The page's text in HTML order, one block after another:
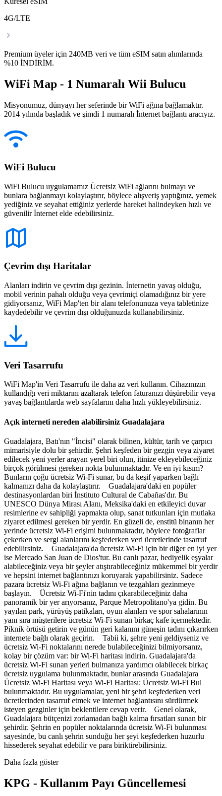
4G/LTE
Premium üyeler için 240MB veri ve tüm eSIM satın alımlarında
%10 İNDİRİM.
WiFi Map - 1 Numaralı Wii Bulucu
Misyonumuz, dünyayı her seferinde bir WiFi ağına bağlamaktır.
2014 yılında başladık ve şimdi 1 numaralı İnternet bağlantı aracıyız.
WiFi Bulucu
WiFi Bulucu uygulamamız Ücretsiz WiFi ağlarını bulmayı ve
bunlara bağlanmayı kolaylaştırır, böylece alışveriş yaptığınız, yemek
yediğiniz ve seyahat ettiğiniz yerlerde hareket halindeyken hızlı ve
güvenilir İnternet elde edebilirsiniz.
Çevrim dışı Haritalar
Alanları indirin ve çevrim dışı gezinin. İnternetin yavaş olduğu,
mobil verinin pahalı olduğu veya çevrimiçi olamadığınız bir yere
gidiyorsanız, WiFi Map'ten bir alanı telefonunuza veya tabletinize
kaydedebilir ve çevrim dışı olduğunuzda kullanabilirsiniz.
Veri Tasarrufu
WiFi Map'in Veri Tasarrufu ile daha az veri kullanın. Cihazınızın
kullandığı veri miktarını azaltarak telefon faturanızı düşürebilir veya
yavaş bağlantılarda web sayfalarını daha hızlı yükleyebilirsiniz.
Açık interneti nereden alabilirsiniz Guadalajara
Guadalajara, Batı'nın "İncisi" olarak bilinen, kültür, tarih ve çarpıcı
mimarisiyle dolu bir şehirdir. Şehri keşfeden bir gezgin veya ziyaret
edilecek yeni yerler arayan yerel biri olun, itinize ekleyebileceğiniz
birçok görülmesi gereken nokta bulunmaktadır. Ve en iyi kısım?
Bunların çoğu ücretsiz Wi-Fi sunar, bu da keşif yaparken bağlı
kalmanızı daha da kolaylaştırır. Guadalajara'daki en popüler
destinasyonlardan biri İnstituto Cultural de Cabañas'dır. Bu
UNESCO Dünya Mirası Alanı, Meksika'daki en etkileyici duvar
resimlerine ev sahipliği yapmakta olup, sanat tutkunları için mutlaka
ziyaret edilmesi gereken bir yerdir. En güzeli de, enstitü binanın her
yerinde ücretsiz Wi-Fi erişimi bulunmaktadır, böylece fotoğraflar
çekerken ve sergi alanlarını keşfederken veri ücretlerinde tasarruf
edebilirsiniz. Guadalajara'da ücretsiz Wi-Fi için bir diğer en iyi yer
ise Mercado San Juan de Dios'tur. Bu canlı pazar, hediyelik eşyalar
alabileceğiniz veya bir şeyler atıştırabileceğiniz mükemmel bir yerdir
ve hepsini internet bağlantınızı koruyarak yapabilirsiniz. Sadece
pazara ücretsiz Wi-Fi ağına bağlanın ve tezgahları gezinmeye
başlayın. Ücretsiz Wi-Fi'nin tadını çıkarabileceğiniz daha
panoramik bir yer arıyorsanız, Parque Metropolitano'ya gidin. Bu
yayılan park, yürüyüş patikaları, oyun alanları ve spor sahalarının
yanı sıra müşterilere ücretsiz Wi-Fi sunan birkaç kafe içermektedir.
Piknik örtüsü getirin ve günün geri kalanını güneşin tadını çıkarırken
internete bağlı olarak geçirin. Tabii ki, şehre yeni geldiyseniz ve
ücretsiz Wi-Fi noktalarını nerede bulabileceğinizi bilmiyorsanız,
kolay bir çözüm var: bir Wi-Fi haritası indirin. Guadalajara'da
ücretsiz Wi-Fi sunan yerleri bulmanıza yardımcı olabilecek birkaç
ücretsiz uygulama bulunmaktadır, bunlar arasında Guadalajara
Ücretsiz Wi-Fi Haritası veya Wi-Fi Haritası: Ücretsiz Wi-Fi Bul
bulunmaktadır. Bu uygulamalar, yeni bir şehri keşfederken veri
ücretlerinden tasarruf etmek ve internet bağlantısını sürdürmek
isteyen gezginler için beklentilere cevap verir. Genel olarak,
Guadalajara bütçenizi zorlamadan bağlı kalma fırsatları sunan bir
şehirdir. Şehrin en popüler noktalarında ücretsiz Wi-Fi bulunması
sayesinde, bu canlı şehrin sunduğu her şeyi keşfederken huzurlu
hissederek seyahat edebilir ve para biriktirebilirsiniz.
Daha fazla göster
KPG - Kullanım Payı Güncellemesi